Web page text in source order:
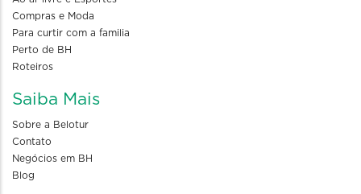
Compras e Moda
Para curtir com a familia
Perto de BH
Roteiros
Saiba Mais
Sobre a Belotur
Contato
Negócios em BH
Blog